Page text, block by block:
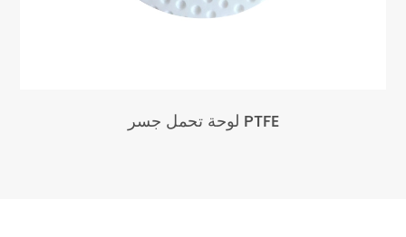
لوحة تحمل جسر PTFE